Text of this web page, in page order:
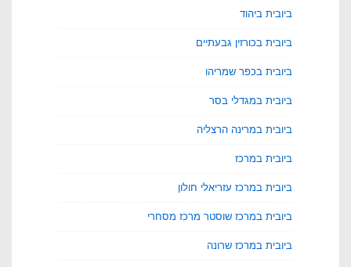
ביובית ביהוד
ביובית בכורזין גבעתיים
ביובית בכפר שמריהו
ביובית במגדלי בסר
ביובית במרינה הרצליה
ביובית במרכז
ביובית במרכז עזריאלי חולון
ביובית במרכז שוסטר מרכז מסחרי
ביובית במרכז שרונה